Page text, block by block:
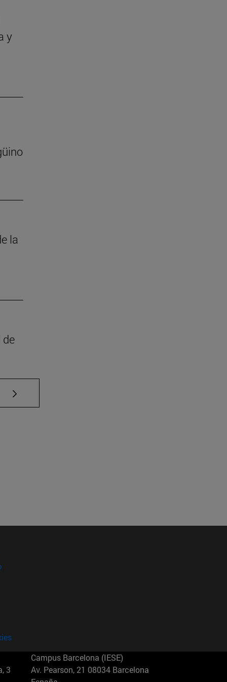
y
la
de
TAB para desplazarse.
3
Campus Barcelona (IESE)
Av. Pearson, 21 08034 Barcelona